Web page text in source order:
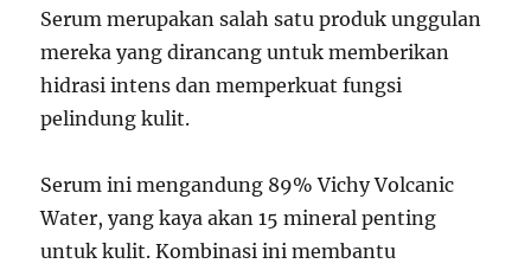
Serum merupakan salah satu produk unggulan
mereka yang dirancang untuk memberikan
hidrasi intens dan memperkuat fungsi
pelindung kulit.
Serum ini mengandung 89% Vichy Volcanic
Water, yang kaya akan 15 mineral penting
untuk kulit. Kombinasi ini membantu